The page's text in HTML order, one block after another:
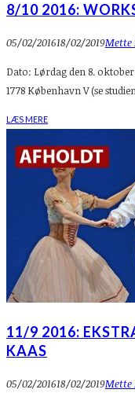
8/10 2016:
05/02/201618/02/2019Mette
Dato: Lørdag den 8. oktober
1778 København V (se
LÆS MERE
11/9 2016:
KAAS
05/02/201618/02/2019Mette